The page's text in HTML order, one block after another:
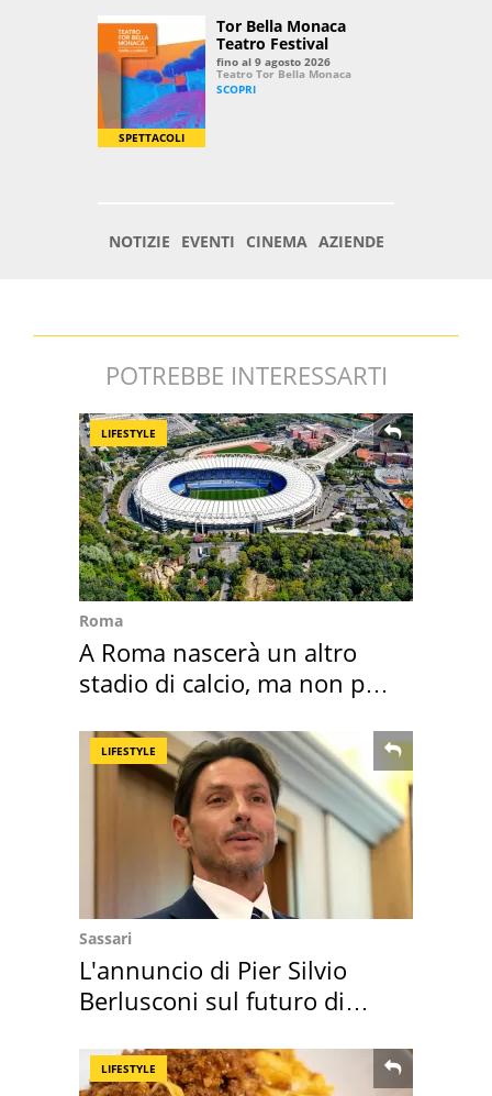
POTREBBE INTERESSARTI
LIFESTYLE
Roma
A Roma nascerà un altro
stadio di calcio, ma non per
LIFESTYLE
Sassari
L'annuncio di Pier Silvio
Berlusconi sul futuro di
LIFESTYLE